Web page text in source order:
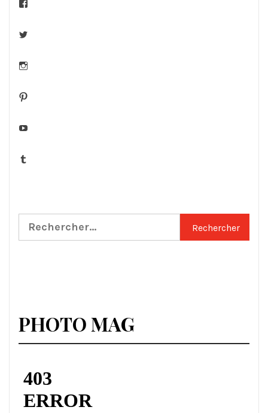
Facebook
Twitter
Instagram
Pinterest
YouTube
Tumblr
Rechercher :
PHOTO MAG